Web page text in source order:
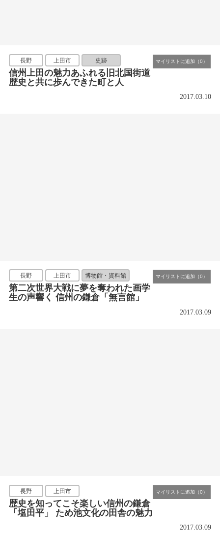
長野 上田市 史跡
信州上田の魅力あふれる旧北国街道
歴史と共に歩んできた町と人
2017.03.10
長野 上田市 博物館・資料館
第二次世界大戦に夢を奪われた画学
生の声響く 信州の鎌倉「無言館」
2017.03.09
長野 上田市
歴史を知ってこそ楽しい信州の鎌倉
「塩田平」 ため池文化の田舎の魅力
2017.03.09